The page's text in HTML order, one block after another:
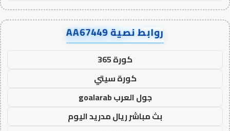
روابط نصية AA67449
كورة 365
كورة سيتي
جول العرب goalarab
بث مباشر ريال مدريد اليوم